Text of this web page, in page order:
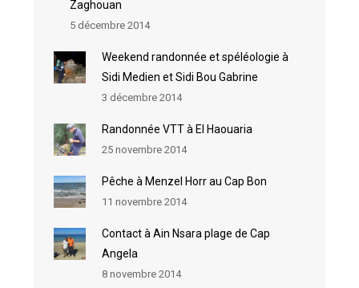
Zaghouan
5 décembre 2014
Weekend randonnée et spéléologie à
Sidi Medien et Sidi Bou Gabrine
3 décembre 2014
Randonnée VTT à El Haouaria
25 novembre 2014
Pêche à Menzel Horr au Cap Bon
11 novembre 2014
Contact à Ain Nsara plage de Cap
Angela
8 novembre 2014